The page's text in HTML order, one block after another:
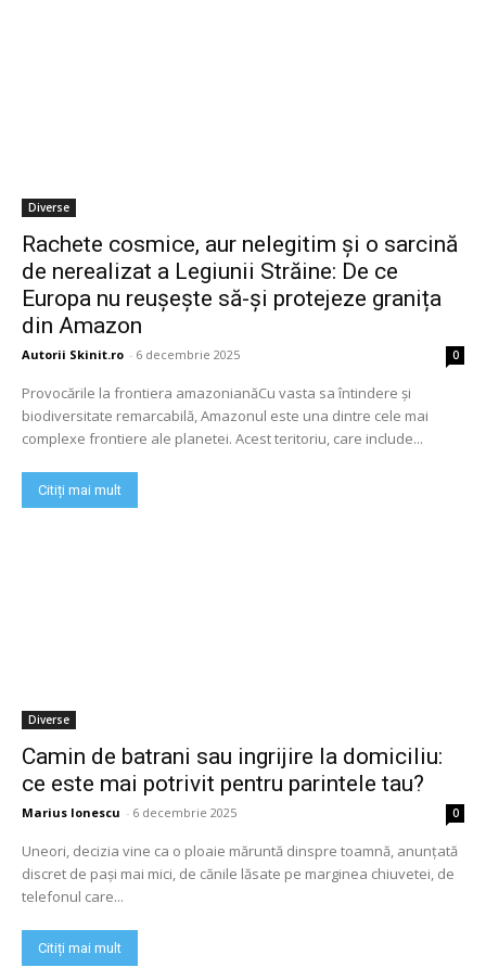
Diverse
Rachete cosmice, aur nelegitim și o sarcină
de nerealizat a Legiunii Străine: De ce
Europa nu reușește să-și protejeze granița
din Amazon
Autorii Skinit.ro - 6 decembrie 2025 0
Provocările la frontiera amazonianăCu vasta sa întindere și
biodiversitate remarcabilă, Amazonul este una dintre cele mai
complexe frontiere ale planetei. Acest teritoriu, care include...
Citiți mai mult
Diverse
Camin de batrani sau ingrijire la domiciliu:
ce este mai potrivit pentru parintele tau?
Marius Ionescu - 6 decembrie 2025 0
Uneori, decizia vine ca o ploaie măruntă dinspre toamnă, anunțată
discret de pași mai mici, de cănile lăsate pe marginea chiuvetei, de
telefonul care...
Citiți mai mult